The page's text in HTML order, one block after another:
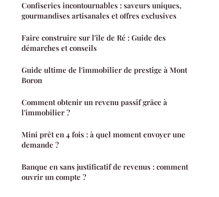
Confiseries incontournables : saveurs uniques,
gourmandises artisanales et offres exclusives
Faire construire sur l'île de Ré : Guide des
démarches et conseils
Guide ultime de l'immobilier de prestige à Mont
Boron
Comment obtenir un revenu passif grâce à
l'immobilier ?
Mini prêt en 4 fois : à quel moment envoyer une
demande ?
Banque en sans justificatif de revenus : comment
ouvrir un compte ?